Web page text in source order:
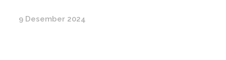
9 Desember 2024